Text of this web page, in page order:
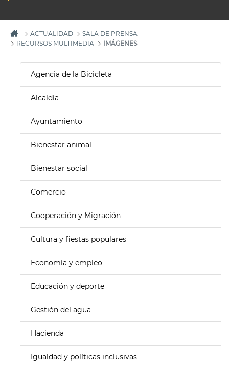
ACTUALIDAD
SALA DE PRENSA
RECURSOS MULTIMEDIA
IMÁGENES
Agencia de la Bicicleta
Alcaldía
Ayuntamiento
Bienestar animal
Bienestar social
Comercio
Cooperación y Migración
Cultura y fiestas populares
Economía y empleo
Educación y deporte
Gestión del agua
Hacienda
Igualdad y políticas inclusivas